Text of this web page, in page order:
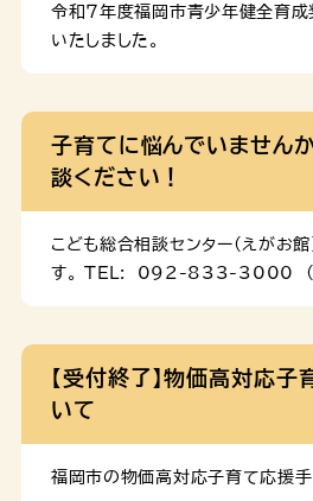
令和７年度福岡市青少年健全育
いたしました。
子育てに悩んでいません
談ください！
こども総合相談センター(えがお
す。 TEL: 092-833-3000
います。秘密は守られますので、
い。 こども総合相談センター（え
ームページ ＴＥＬ：092-833-
832-7830※ 24時間受付（年
【受付終了】物価高対応
いて
福岡市の物価高対応子育て応援